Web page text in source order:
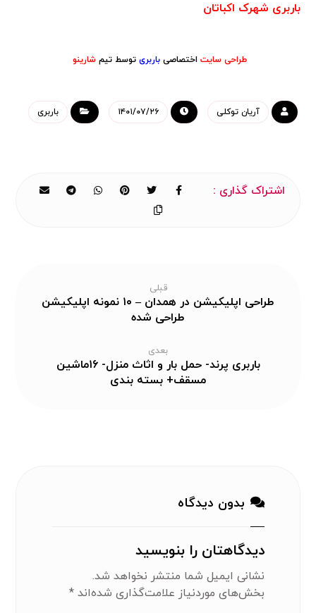
باربری شهرک اکباتان
طراحی سایت اختصاصیباربریتوسط تیمشارینو
آریان توکلی ۱۴۰۱/۰۷/۲۶ باربری
قبلی
طراحی اپلیکیشن در همدان – ۱۰ نمونه اپلیکیشن
طراحی شده
بعدی
باربری پرند- حمل بار و اثاث منزل- ۱۶ماشین
مسقف+ بسته بندی
بدون دیدگاه
دیدگاهتان را بنویسید
نشانی ایمیل شما منتشر نخواهد شد.
بخش‌های موردنیاز علامت‌گذاری شده‌اند*